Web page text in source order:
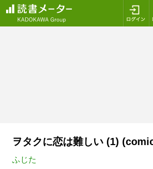
ヲタクに恋は難しい (1)
ふじた